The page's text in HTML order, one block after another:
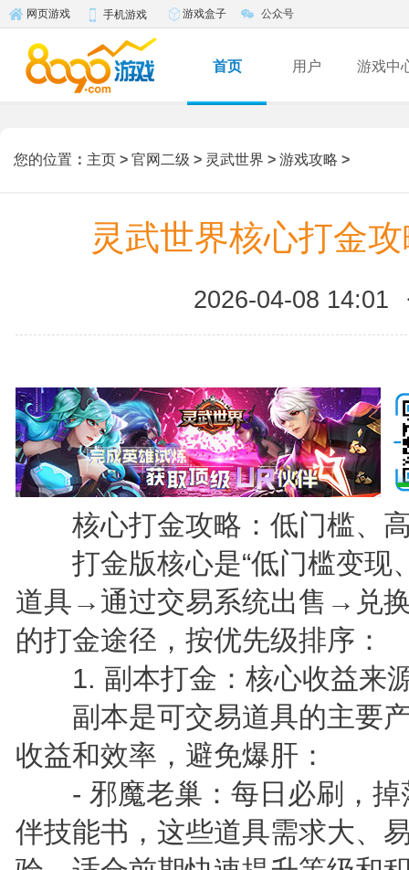
网页游戏 手机游戏 游戏盒子 公众号
首页 用户 游戏中
您的位置 ： 主页 > 官网二级 > 灵武世界 > 游戏攻略 >
灵武世界核心打金
2026-04-08 14:01
核心打金攻略：低门槛、高
打金版核心是“低门槛变现
道具→通过交易系统出售→兑
的打金途径，按优先级排序：
1. 副本打金：核心收益来
副本是可交易道具的主要产
收益和效率，避免爆肝：
- 邪魔老巢：每日必刷，掉
伴技能书，这些道具需求大、